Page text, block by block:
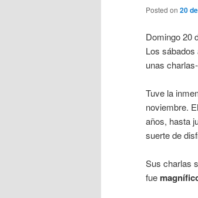
Posted on 20
Domingo 20
Los sábados
unas
Tuve la
noviembre.
años, hasta
suerte de
Sus charlas
fue